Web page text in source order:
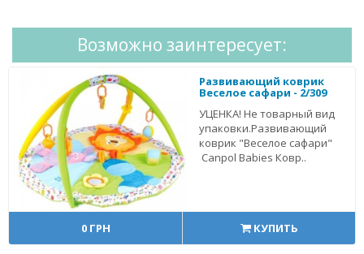
Возможно заинтересует:
Развивающий коврик
Веселое сафари - 2/309
УЦЕНКА! Не товарный вид
упаковки.Развивающий
коврик "Веселое сафари"
Сanpol Babies Ковр..
0 ГРН КУПИТЬ